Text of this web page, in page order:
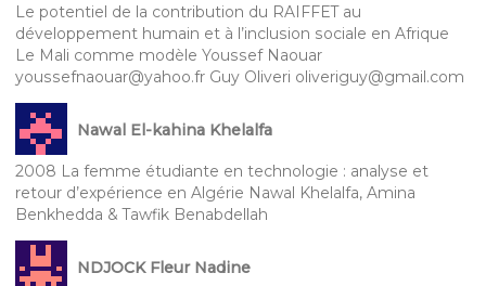
Le potentiel de la contribution du RAIFFET au
développement humain et à l’inclusion sociale en Afrique
Le Mali comme modèle Youssef Naouar
youssefnaouar@yahoo.fr Guy Oliveri oliveriguy@gmail.com
Nawal El-kahina Khelalfa
2008 La femme étudiante en technologie : analyse et
retour d’expérience en Algérie Nawal Khelalfa, Amina
Benkhedda & Tawfik Benabdellah
NDJOCK Fleur Nadine